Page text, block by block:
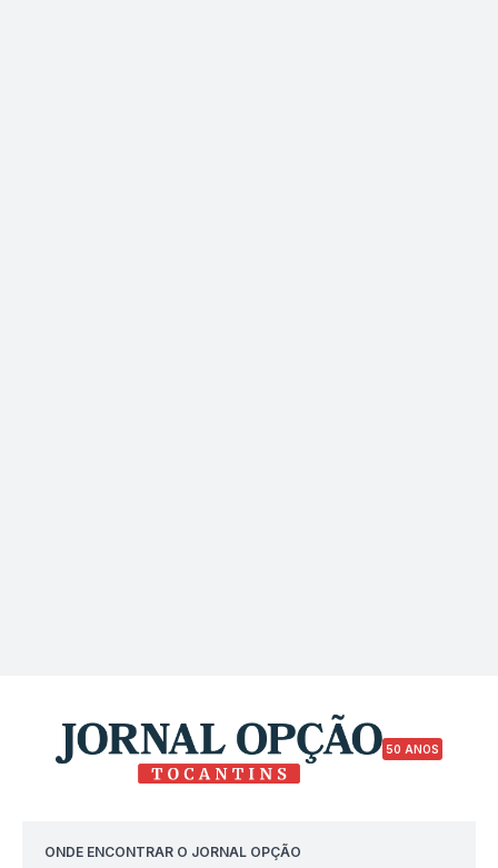
50 ANOS
ONDE ENCONTRAR O JORNAL OPÇÃO